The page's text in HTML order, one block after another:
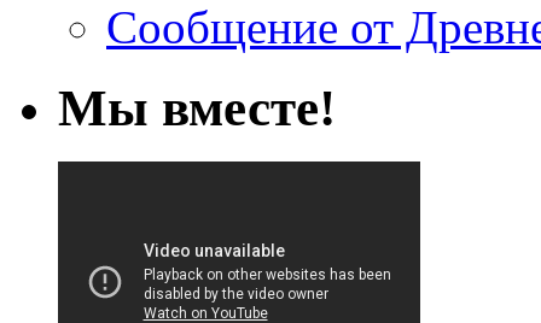
Сообщение от
Мы вместе!